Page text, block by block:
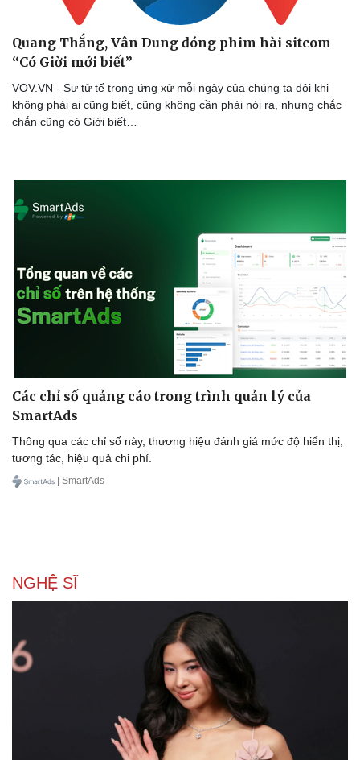
Tư vấn
Săn Tour
Podcast
Câu chuyện thời sự
Đọc truyện đêm khuya
Cửa sổ tình yêu
Kể chuyện cho bé
Hạt giống tâm hồn
Quang Thắng, Vân Dung đóng phim hài sitcom
“Có Giời mới biết”
VOV.VN - Sự tử tế trong ứng xử mỗi ngày của chúng ta đôi khi
không phải ai cũng biết, cũng không cần phải nói ra, nhưng chắc
chắn cũng có Giời biết…
Các chỉ số quảng cáo trong trình quản lý của
SmartAds
Thông qua các chỉ số này, thương hiệu đánh giá mức độ hiển thị,
tương tác, hiệu quả chi phí.
| SmartAds
NGHỆ SĨ